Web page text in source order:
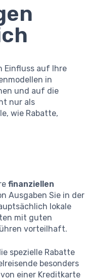
Einfluss auf Ihre
in
und auf die
nur als
wie Rabatte,
finanziellen
Ausgaben Sie in der
lokale
mit guten
vorteilhaft.
spezielle Rabatte
besonders
einer Kreditkarte